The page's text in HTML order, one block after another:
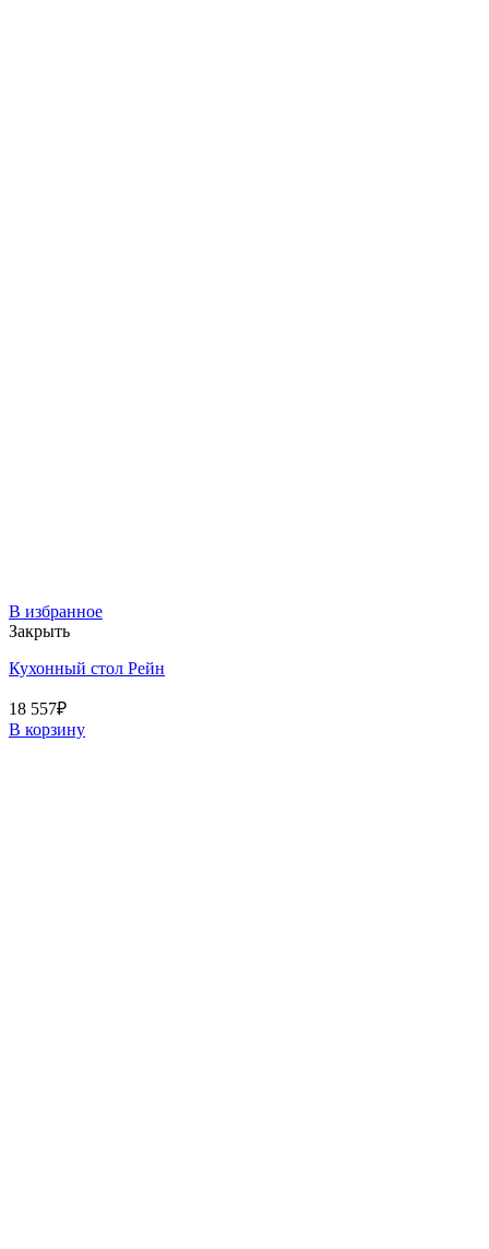
В избранное
Закрыть
Кухонный стол Рейн
18 557₽
В корзину